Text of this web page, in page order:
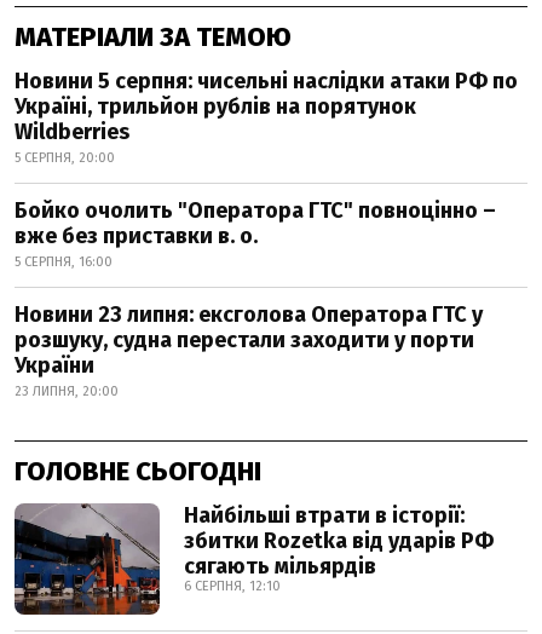
МАТЕРІАЛИ ЗА ТЕМОЮ
Новини 5 серпня: чисельні наслідки атаки РФ по
Україні, трильйон рублів на порятунок
Wildberries
5 СЕРПНЯ, 20:00
Бойко очолить "Оператора ГТС" повноцінно –
вже без приставки в. о.
5 СЕРПНЯ, 16:00
Новини 23 липня: ексголова Оператора ГТС у
розшуку, судна перестали заходити у порти
України
23 ЛИПНЯ, 20:00
ГОЛОВНЕ СЬОГОДНІ
Найбільші втрати в історії:
збитки Rozetka від ударів РФ
сягають мільярдів
6 СЕРПНЯ, 12:10